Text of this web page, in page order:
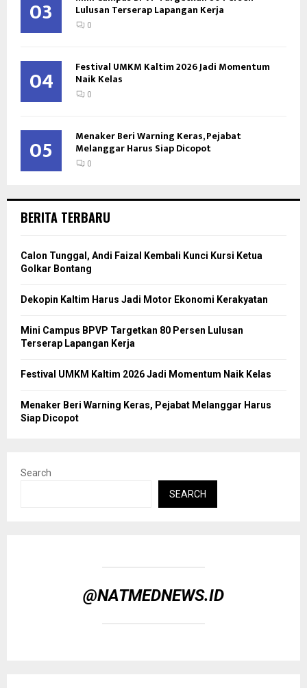
03 Lulusan Terserap Lapangan Kerja
0
04 Festival UMKM Kaltim 2026 Jadi Momentum
Naik Kelas
0
05 Menaker Beri Warning Keras, Pejabat
Melanggar Harus Siap Dicopot
0
BERITA TERBARU
Calon Tunggal, Andi Faizal Kembali Kunci Kursi Ketua
Golkar Bontang
Dekopin Kaltim Harus Jadi Motor Ekonomi Kerakyatan
Mini Campus BPVP Targetkan 80 Persen Lulusan
Terserap Lapangan Kerja
Festival UMKM Kaltim 2026 Jadi Momentum Naik Kelas
Menaker Beri Warning Keras, Pejabat Melanggar Harus
Siap Dicopot
Search
SEARCH
@NATMEDNEWS.ID